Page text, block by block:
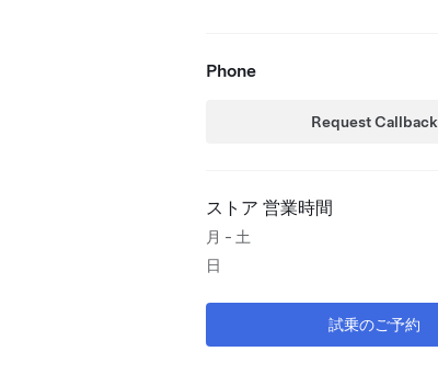
Phone
Request Callback
ストア 営業時間
月 - 土
日
試乗のご予約